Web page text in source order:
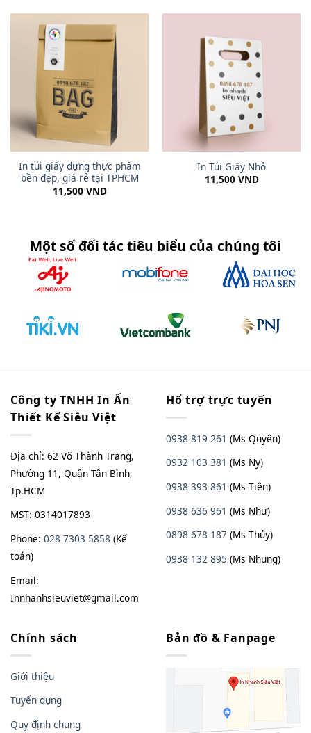
In túi giấy đựng thực phẩm
bền đẹp, giá rẻ tại TPHCM
11,500 VND
In Túi Giấy Nhỏ
11,500 VND
Một số đối tác tiêu biểu của chúng tôi
Công ty TNHH In Ấn
Thiết Kế Siêu Việt
Địa chỉ: 62 Võ Thành Trang,
Phường 11, Quận Tân Bình,
Tp.HCM
MST: 0314017893
Phone: 028 7303 5858 (Kế
toán)
Email:
Innhanhsieuviet@gmail.com
Hổ trợ trực tuyến
0938 819 261 (Ms Quyên)
0932 103 381 (Ms Ny)
0938 393 861 (Ms Tiên)
0938 636 961 (Ms Như)
0898 678 187 (Ms Thủy)
0938 132 895 (Ms Nhung)
Chính sách
Giới thiệu
Tuyển dụng
Quy định chung
Bản đồ & Fanpage